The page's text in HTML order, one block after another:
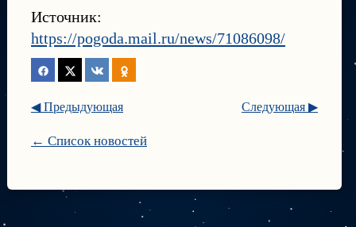
Источник:
https://pogoda.mail.ru/news/71086098/
Следующая ▶
◀ Предыдующая
← Список новостей